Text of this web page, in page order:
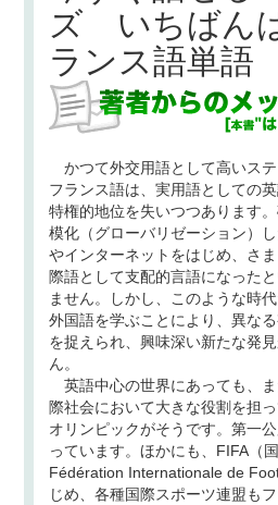
ズ いちばん
ランス語単語
かつて外交用語として高いス
フランス語は、実用語としての
特権的地位を失いつつあります
模化（グローバリゼーション）
やインターネットをはじめ、さ
際語として支配的言語になった
ません。しかし、このような時
外国語を学ぶことにより、異な
を捉えられ、興味深い新たな発
ん。
英語中心の世界にあっても、
際社会において大きな役割を担
オリンピックがそうです。第一
っています。ほかにも、FIFA（
Fédération Internationale de
じめ、各種国際スポーツ連盟も